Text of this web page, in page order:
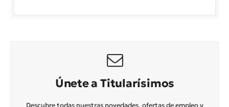
Únete a Titularísimos